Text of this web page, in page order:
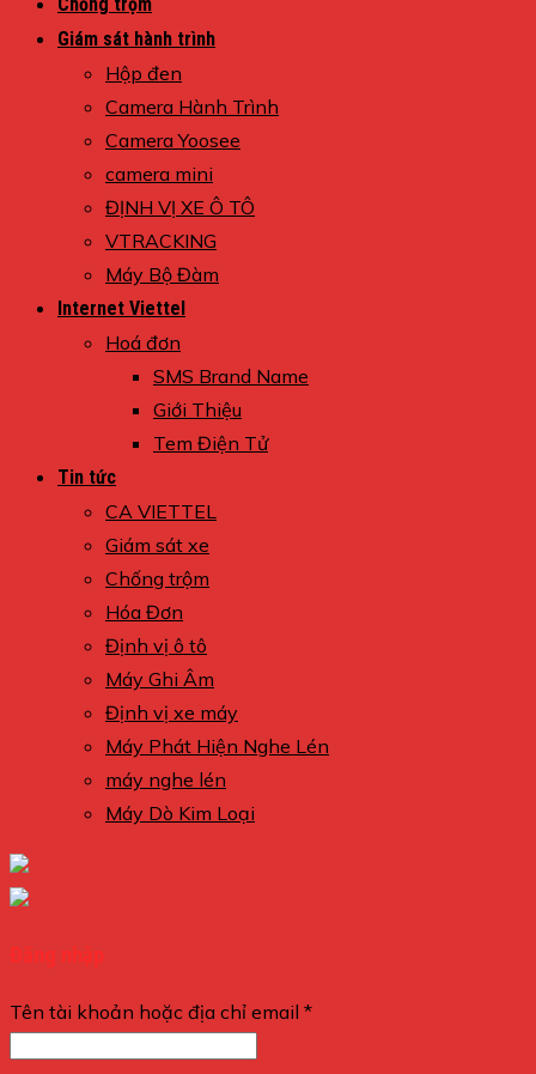
Giám sát hành trình
Hộp đen
Camera Hành Trình
Camera Yoosee
camera mini
ĐỊNH VỊ XE Ô TÔ
VTRACKING
Máy Bộ Đàm
Internet Viettel
Hoá đơn
SMS Brand Name
Giới Thiệu
Tem Điện Tử
Tin tức
CA VIETTEL
Giám sát xe
Chống trộm
Hóa Đơn
Định vị ô tô
Máy Ghi Âm
Định vị xe máy
Máy Phát Hiện Nghe Lén
máy nghe lén
Máy Dò Kim Loại
Đăng nhập
Tên tài khoản hoặc địa chỉ email *